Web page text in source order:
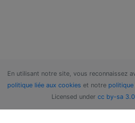
En utilisant notre site, vous reconnaissez
politique liée aux cookies et notre
Licensed under cc by-sa 3.0